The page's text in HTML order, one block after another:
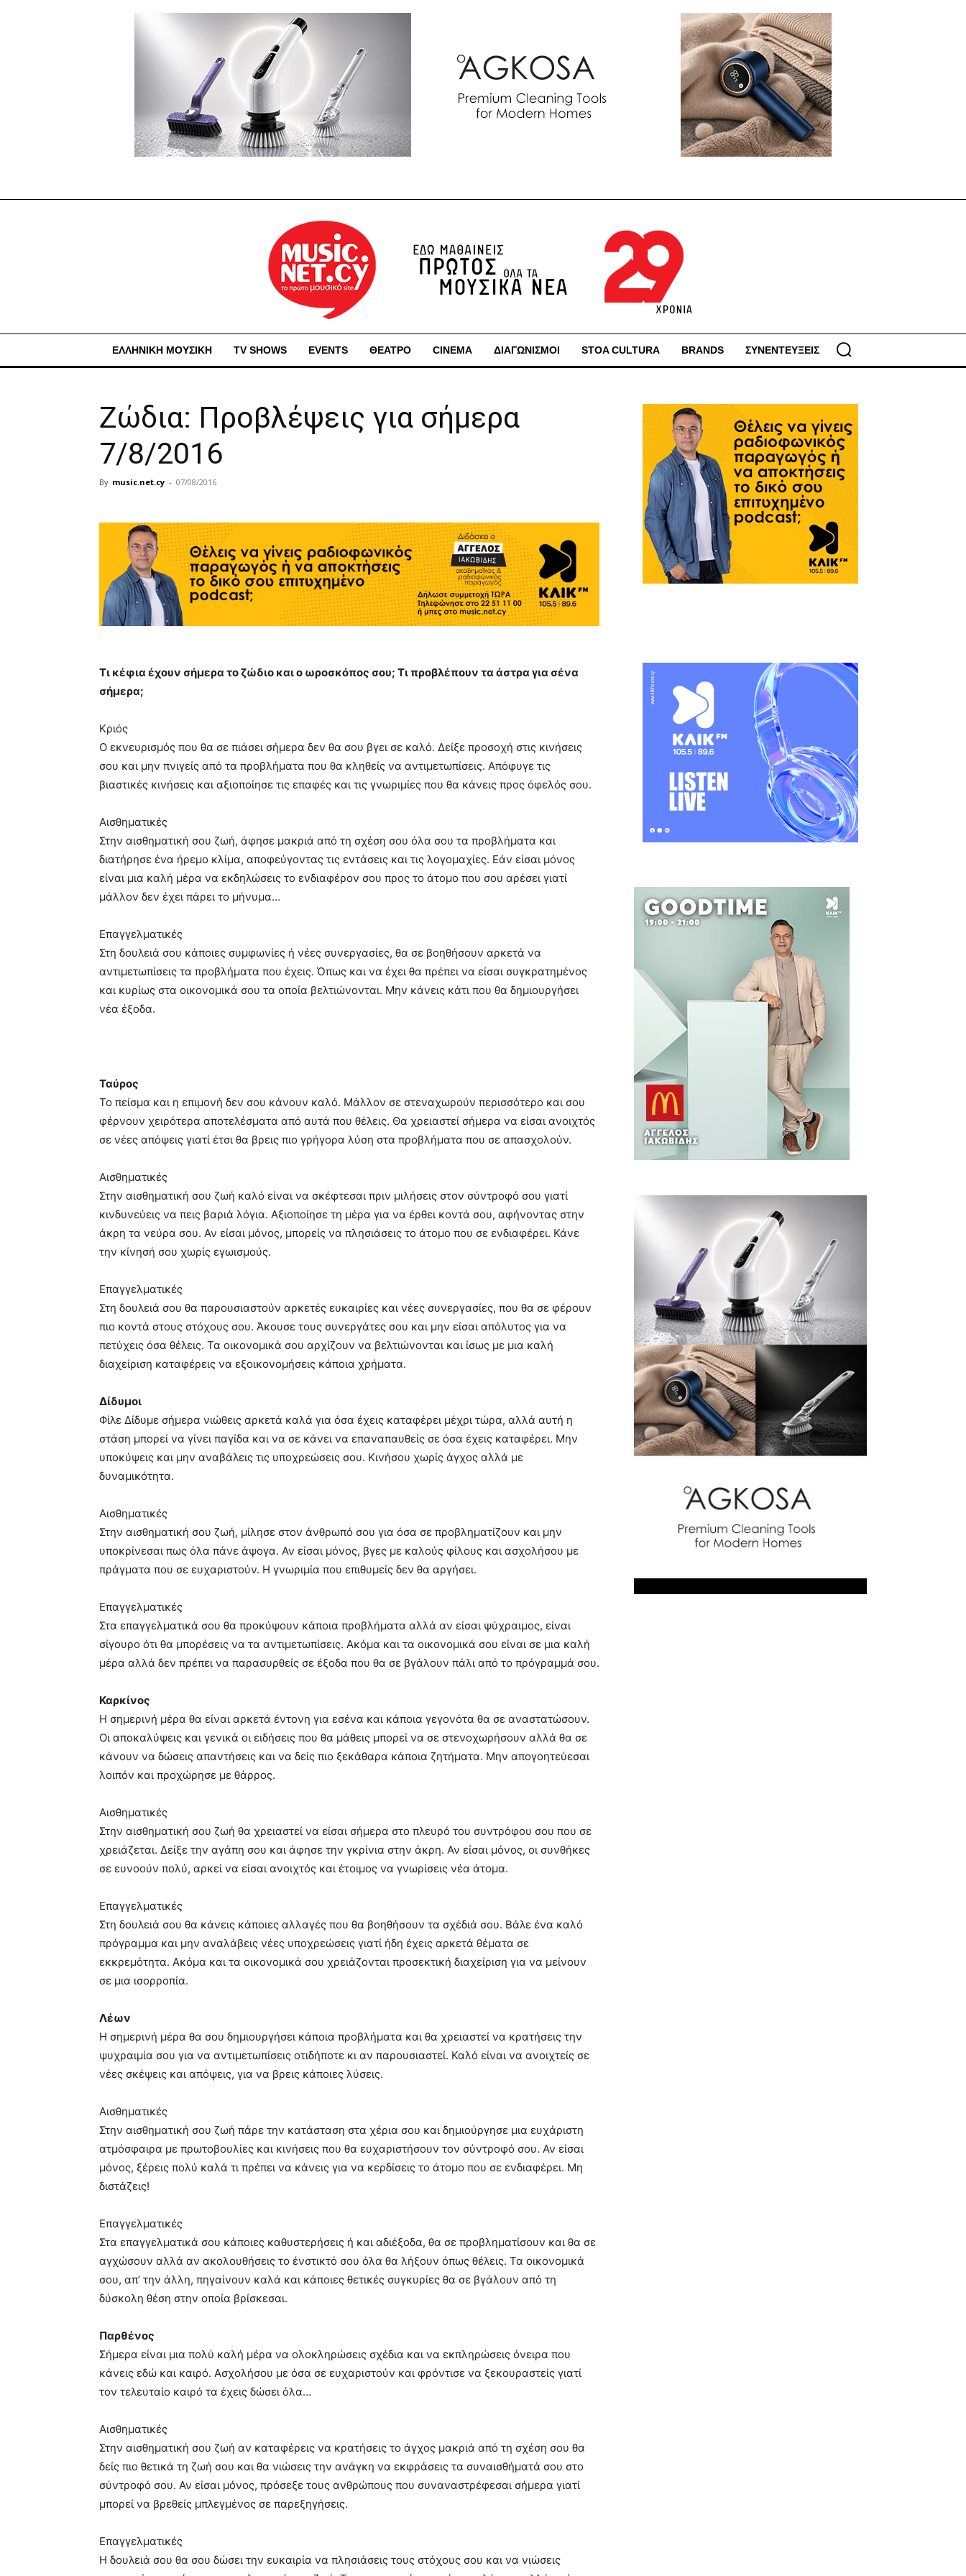
ΕΛΛΗΝΙΚΗ ΜΟΥΣΙΚΗ TV SHOWS EVENTS ΘΕΑΤΡΟ CINEMA ΔΙΑΓΩΝΙΣΜΟΙ STOA CULTURA BRANDS ΣΥΝΕΝΤΕΥΞΕΙΣ
Ζώδια: Προβλέψεις για σήμερα
7/8/2016
By music.net.cy - 07/08/2016
Τι κέφια έχουν σήμερα το ζώδιο και ο ωροσκόπος σου; Τι προβλέπουν τα άστρα για σένα
σήμερα;
Κριός
Ο εκνευρισμός που θα σε πιάσει σήμερα δεν θα σου βγει σε καλό. Δείξε προσοχή στις κινήσεις
σου και μην πνιγείς από τα προβλήματα που θα κληθείς να αντιμετωπίσεις. Απόφυγε τις
βιαστικές κινήσεις και αξιοποίησε τις επαφές και τις γνωριμίες που θα κάνεις προς όφελός σου.
Αισθηματικές
Στην αισθηματική σου ζωή, άφησε μακριά από τη σχέση σου όλα σου τα προβλήματα και
διατήρησε ένα ήρεμο κλίμα, αποφεύγοντας τις εντάσεις και τις λογομαχίες. Εάν είσαι μόνος
είναι μια καλή μέρα να εκδηλώσεις το ενδιαφέρον σου προς το άτομο που σου αρέσει γιατί
μάλλον δεν έχει πάρει το μήνυμα…
Επαγγελματικές
Στη δουλειά σου κάποιες συμφωνίες ή νέες συνεργασίες, θα σε βοηθήσουν αρκετά να
αντιμετωπίσεις τα προβλήματα που έχεις. Όπως και να έχει θα πρέπει να είσαι συγκρατημένος
και κυρίως στα οικονομικά σου τα οποία βελτιώνονται. Μην κάνεις κάτι που θα δημιουργήσει
νέα έξοδα.
Ταύρος
Το πείσμα και η επιμονή δεν σου κάνουν καλό. Μάλλον σε στεναχωρούν περισσότερο και σου
φέρνουν χειρότερα αποτελέσματα από αυτά που θέλεις. Θα χρειαστεί σήμερα να είσαι ανοιχτός
σε νέες απόψεις γιατί έτσι θα βρεις πιο γρήγορα λύση στα προβλήματα που σε απασχολούν.
Αισθηματικές
Στην αισθηματική σου ζωή καλό είναι να σκέφτεσαι πριν μιλήσεις στον σύντροφό σου γιατί
κινδυνεύεις να πεις βαριά λόγια. Αξιοποίησε τη μέρα για να έρθει κοντά σου, αφήνοντας στην
άκρη τα νεύρα σου. Αν είσαι μόνος, μπορείς να πλησιάσεις το άτομο που σε ενδιαφέρει. Κάνε
την κίνησή σου χωρίς εγωισμούς.
Επαγγελματικές
Στη δουλειά σου θα παρουσιαστούν αρκετές ευκαιρίες και νέες συνεργασίες, που θα σε φέρουν
πιο κοντά στους στόχους σου. Άκουσε τους συνεργάτες σου και μην είσαι απόλυτος για να
πετύχεις όσα θέλεις. Τα οικονομικά σου αρχίζουν να βελτιώνονται και ίσως με μια καλή
διαχείριση καταφέρεις να εξοικονομήσεις κάποια χρήματα.
Δίδυμοι
Φίλε Δίδυμε σήμερα νιώθεις αρκετά καλά για όσα έχεις καταφέρει μέχρι τώρα, αλλά αυτή η
στάση μπορεί να γίνει παγίδα και να σε κάνει να επαναπαυθείς σε όσα έχεις καταφέρει. Μην
υποκύψεις και μην αναβάλεις τις υποχρεώσεις σου. Κινήσου χωρίς άγχος αλλά με
δυναμικότητα.
Αισθηματικές
Στην αισθηματική σου ζωή, μίλησε στον άνθρωπό σου για όσα σε προβληματίζουν και μην
υποκρίνεσαι πως όλα πάνε άψογα. Αν είσαι μόνος, βγες με καλούς φίλους και ασχολήσου με
πράγματα που σε ευχαριστούν. Η γνωριμία που επιθυμείς δεν θα αργήσει.
Επαγγελματικές
Στα επαγγελματικά σου θα προκύψουν κάποια προβλήματα αλλά αν είσαι ψύχραιμος, είναι
σίγουρο ότι θα μπορέσεις να τα αντιμετωπίσεις. Ακόμα και τα οικονομικά σου είναι σε μια καλή
μέρα αλλά δεν πρέπει να παρασυρθείς σε έξοδα που θα σε βγάλουν πάλι από το πρόγραμμά σου.
Καρκίνος
Η σημερινή μέρα θα είναι αρκετά έντονη για εσένα και κάποια γεγονότα θα σε αναστατώσουν.
Οι αποκαλύψεις και γενικά οι ειδήσεις που θα μάθεις μπορεί να σε στενοχωρήσουν αλλά θα σε
κάνουν να δώσεις απαντήσεις και να δείς πιο ξεκάθαρα κάποια ζητήματα. Μην απογοητεύεσαι
λοιπόν και προχώρησε με θάρρος.
Αισθηματικές
Στην αισθηματική σου ζωή θα χρειαστεί να είσαι σήμερα στο πλευρό του συντρόφου σου που σε
χρειάζεται. Δείξε την αγάπη σου και άφησε την γκρίνια στην άκρη. Αν είσαι μόνος, οι συνθήκες
σε ευνοούν πολύ, αρκεί να είσαι ανοιχτός και έτοιμος να γνωρίσεις νέα άτομα.
Επαγγελματικές
Στη δουλειά σου θα κάνεις κάποιες αλλαγές που θα βοηθήσουν τα σχέδιά σου. Βάλε ένα καλό
πρόγραμμα και μην αναλάβεις νέες υποχρεώσεις γιατί ήδη έχεις αρκετά θέματα σε
εκκρεμότητα. Ακόμα και τα οικονομικά σου χρειάζονται προσεκτική διαχείριση για να μείνουν
σε μια ισορροπία.
Λέων
Η σημερινή μέρα θα σου δημιουργήσει κάποια προβλήματα και θα χρειαστεί να κρατήσεις την
ψυχραιμία σου για να αντιμετωπίσεις οτιδήποτε κι αν παρουσιαστεί. Καλό είναι να ανοιχτείς σε
νέες σκέψεις και απόψεις, για να βρεις κάποιες λύσεις.
Αισθηματικές
Στην αισθηματική σου ζωή πάρε την κατάσταση στα χέρια σου και δημιούργησε μια ευχάριστη
ατμόσφαιρα με πρωτοβουλίες και κινήσεις που θα ευχαριστήσουν τον σύντροφό σου. Αν είσαι
μόνος, ξέρεις πολύ καλά τι πρέπει να κάνεις για να κερδίσεις το άτομο που σε ενδιαφέρει. Μη
διστάζεις!
Επαγγελματικές
Στα επαγγελματικά σου κάποιες καθυστερήσεις ή και αδιέξοδα, θα σε προβληματίσουν και θα σε
αγχώσουν αλλά αν ακολουθήσεις το ένστικτό σου όλα θα λήξουν όπως θέλεις. Τα οικονομικά
σου, απ’ την άλλη, πηγαίνουν καλά και κάποιες θετικές συγκυρίες θα σε βγάλουν από τη
δύσκολη θέση στην οποία βρίσκεσαι.
Παρθένος
Σήμερα είναι μια πολύ καλή μέρα να ολοκληρώσεις σχέδια και να εκπληρώσεις όνειρα που
κάνεις εδώ και καιρό. Ασχολήσου με όσα σε ευχαριστούν και φρόντισε να ξεκουραστείς γιατί
τον τελευταίο καιρό τα έχεις δώσει όλα…
Αισθηματικές
Στην αισθηματική σου ζωή αν καταφέρεις να κρατήσεις το άγχος μακριά από τη σχέση σου θα
δείς πιο θετικά τη ζωή σου και θα νιώσεις την ανάγκη να εκφράσεις τα συναισθήματά σου στο
σύντροφό σου. Αν είσαι μόνος, πρόσεξε τους ανθρώπους που συναναστρέφεσαι σήμερα γιατί
μπορεί να βρεθείς μπλεγμένος σε παρεξηγήσεις.
Επαγγελματικές
Η δουλειά σου θα σου δώσει την ευκαιρία να πλησιάσεις τους στόχους σου και να νιώσεις